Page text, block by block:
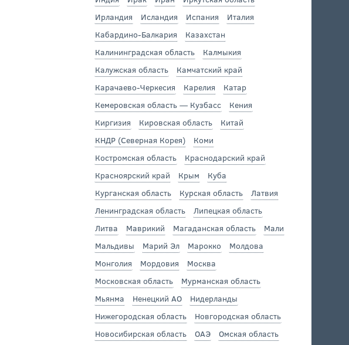
Ирландия
Исландия Испания
Италия
Кабардино-Балкария
Казахстан
Калининградская область
Калмыкия
Калужская область
Камчатский край
Карачаево-Черкесия
Карелия
Катар
Кемеровская область — Кузбасс
Кения
Киргизия
Кировская область
Китай
КНДР (Северная Корея)
Коми
Костромская область
Краснодарский край
Красноярский край
Крым
Куба
Курганская область
Курская область
Латвия
Ленинградская область
Липецкая область
Литва
Маврикий Магаданская область
Мали
Мальдивы
Марий Эл Марокко
Молдова
Монголия
Мордовия
Москва
Московская область
Мурманская область
Мьянма
Ненецкий АО
Нидерланды
Нижегородская область
Новгородская область
Новосибирская область
ОАЭ
Омская область